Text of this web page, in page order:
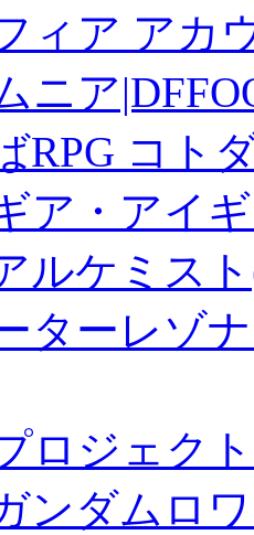
ィア アカ
ニア
RPG コト
ア・アイ
ルケミス
ターレゾ
ロジェク
ンダムロ